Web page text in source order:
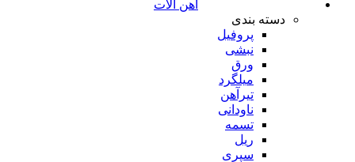
آهن آلات
دسته بندی
پروفیل
نبشی
ورق
میلگرد
تیرآهن
ناودانی
تسمه
ریل
سپری